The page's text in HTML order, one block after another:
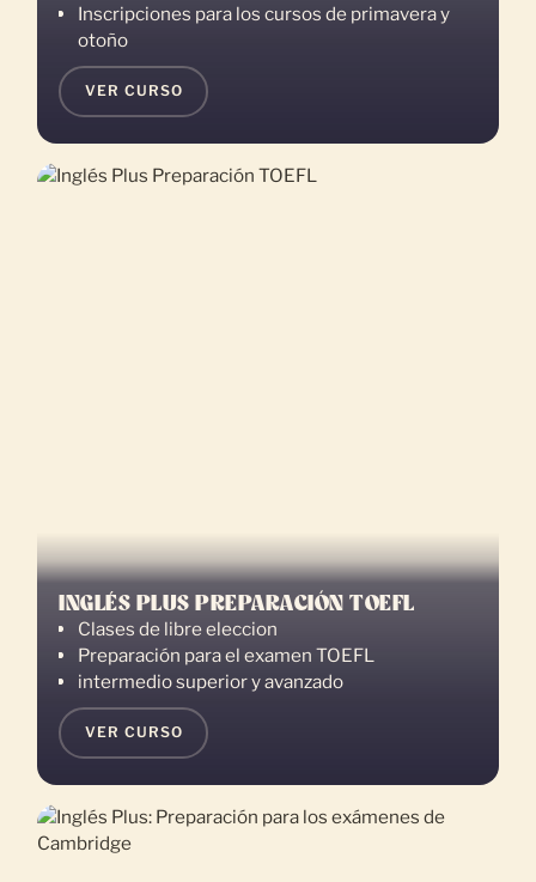
Inscripciones para los cursos de primavera y
otoño
VER CURSO
INGLÉS PLUS PREPARACIÓN TOEFL
Clases de libre eleccion
Preparación para el examen TOEFL
intermedio superior y avanzado
VER CURSO